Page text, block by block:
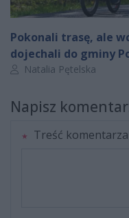
Pokonali trasę, ale
dojechali do gminy
Autor artykułu:
Natalia Pętelska
Napisz
Treść komentarza